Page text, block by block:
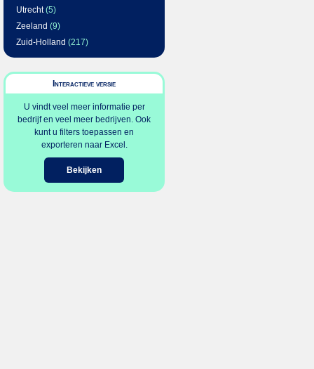
Utrecht(5)
Zeeland (9)
Zuid-Holland (217)
Interactieve versie
U vindt veel meer informatie per
bedrijf en veel meer bedrijven. Ook
kunt u filters toepassen en
exporteren naar Excel.
Bekijken